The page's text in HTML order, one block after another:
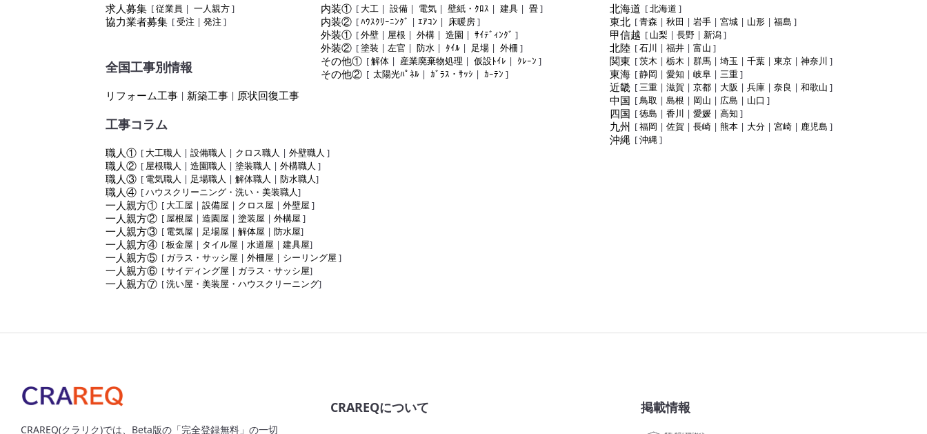
求人募集 [従業員 | 一人親方]
協力業者募集 [受注 | 発注 ]
全国工事別情報
リフォーム工事 | 新築工事 | 原状回復工事
工事コラム
職人① [ 大工職人 | 設備職人 | クロス職人 | 外壁職人 ]
職人② [ 屋根職人 | 造園職人 | 塗装職人 | 外構職人 ]
職人③ [ 電気職人 | 足場職人 | 解体職人 | 防水職人]
職人④ [ハウスクリーニング・洗い・美装職人]
一人親方① [ 大工屋 | 設備屋 | クロス屋 | 外壁屋 ]
一人親方② [ 屋根屋 | 造園屋 | 塗装屋 | 外構屋 ]
一人親方③ [ 電気屋 | 足場屋 | 解体屋 | 防水屋]
一人親方④ [板金屋 | タイル屋 | 水道屋 | 建具屋]
一人親方⑤ [ ガラス・サッシ屋 | 外柵屋 | シーリング屋 ]
一人親方⑥ [サイディング屋 | ガラス・サッシ屋]
一人親方⑦ [洗い屋・美装屋・ハウスクリーニング]
内装① [ 大工 | 設備 | 電気 | 壁紙・ｸﾛｽ | 建具 | 畳]
内装② [ﾊｳｽｸﾘｰﾆﾝｸﾞ | ｴｱｺﾝ | 床暖房]
外装① [外壁 | 屋根 | 外構 | 造園 | ｻｲﾃﾞｨﾝｸﾞ ]
外装② [塗装 | 左官 | 防水 | ﾀｲﾙ | 足場 | 外柵 ]
その他① [解体 | 産業廃棄物処理 | 仮設ﾄｲﾚ | ｸﾚｰﾝ ]
その他② [ 太陽光ﾊﾟﾈﾙ | ｶﾞﾗｽ・ｻｯｼ | ｶｰﾃﾝ ]
北海道 [北海道 ]
東北 [青森 | 秋田 | 岩手 | 宮城 | 山形 | 福島 ]
甲信越 [ 山梨 | 長野 | 新潟]
北陸 [石川 | 福井 | 富山 ]
関東 [茨木 | 栃木 | 群馬 | 埼玉 | 千葉 | 東京 | 神奈川 ]
東海 [静岡 | 愛知 | 岐阜 | 三重]
近畿 [ 三重 | 滋賀 | 京都 | 大阪 | 兵庫 | 奈良 | 和歌山 ]
中国 [ 鳥取 | 島根 | 岡山 | 広島 | 山口 ]
四国 [徳島 | 香川 | 愛媛 | 高知 ]
九州 [福岡 | 佐賀 | 長崎 | 熊本 | 大分 | 宮崎 | 鹿児島 ]
沖縄 [沖縄 ]
CRAREQ(クラリク)では、Beta版の「完全登録無料」の一切
CRAREQについて 掲載情報